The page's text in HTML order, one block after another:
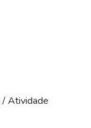
/ Atividade